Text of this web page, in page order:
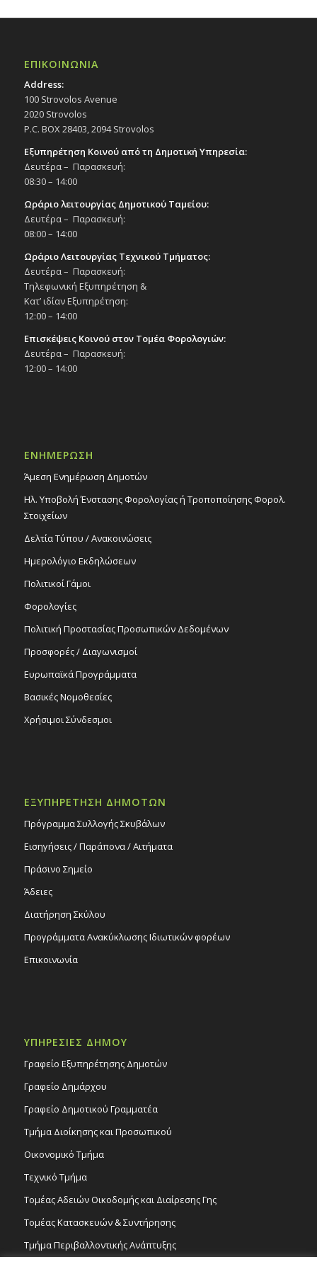
ΕΠΙΚΟΙΝΩΝΙΑ
Address:
100 Strovolos Avenue
2020 Strovolos
P.C. BOX 28403, 2094 Strovolos
Εξυπηρέτηση Κοινού από τη Δημοτική Υπηρεσία:
Δευτέρα – Παρασκευή:
08:30 – 14:00
Ωράριο λειτουργίας Δημοτικού Ταμείου:
Δευτέρα – Παρασκευή:
08:00 – 14:00
Ωράριο Λειτουργίας Τεχνικού Τμήματος:
Δευτέρα – Παρασκευή:
Τηλεφωνική Εξυπηρέτηση &
Κατ’ ιδίαν Εξυπηρέτηση:
12:00 – 14:00
Επισκέψεις Κοινού στον Τομέα Φορολογιών:
Δευτέρα – Παρασκευή:
12:00 – 14:00
ΕΝΗΜΕΡΩΣΗ
Άμεση Ενημέρωση Δημοτών
Ηλ. Υποβολή Ένστασης Φορολογίας ή Τροποποίησης Φορολ.
Στοιχείων
Δελτία Τύπου / Ανακοινώσεις
Ημερολόγιο Εκδηλώσεων
Πολιτικοί Γάμοι
Φορολογίες
Πολιτική Προστασίας Προσωπικών Δεδομένων
Προσφορές / Διαγωνισμοί
Ευρωπαϊκά Προγράμματα
Βασικές Νομοθεσίες
Χρήσιμοι Σύνδεσμοι
ΕΞΥΠΗΡΕΤΗΣΗ ΔΗΜΟΤΩΝ
Πρόγραμμα Συλλογής Σκυβάλων
Εισηγήσεις / Παράπονα / Αιτήματα
Πράσινο Σημείο
Άδειες
Διατήρηση Σκύλου
Προγράμματα Ανακύκλωσης Ιδιωτικών φορέων
Επικοινωνία
ΥΠΗΡΕΣΙΕΣ ΔΗΜΟΥ
Γραφείο Εξυπηρέτησης Δημοτών
Γραφείο Δημάρχου
Γραφείο Δημοτικού Γραμματέα
Τμήμα Διοίκησης και Προσωπικού
Οικονομικό Τμήμα
Τεχνικό Τμήμα
Τομέας Αδειών Οικοδομής και Διαίρεσης Γης
Τομέας Κατασκευών & Συντήρησης
Τμήμα Περιβαλλοντικής Ανάπτυξης